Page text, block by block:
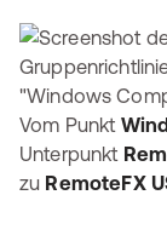
Vom Punkt
Unterpunkt
zu RemoteFX